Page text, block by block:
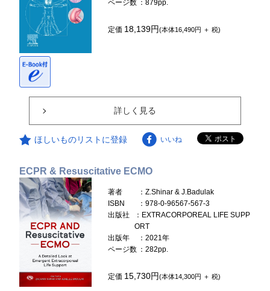
ページ数 ：879pp.
定価 18,139円(本体16,490円 ＋ 税)
詳しく見る
ほしいものリストに登録 いいね
ECPR & Resuscitative ECMO
著者
：Z.Shinar & J.Badulak
ISBN
：978-0-96567-567-3
出版社
：EXTRACORPOREAL LIFE SUPP
ORT
出版年
：2021年
ページ数 ：282pp.
定価 15,730円(本体14,300円 ＋ 税)